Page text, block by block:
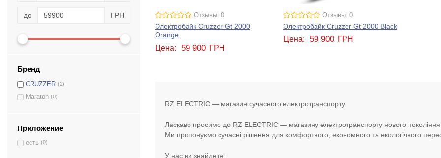
до ГРН
Бренд
CRUZZER (2)
Maraton (0)
Приложение
есть (0)
Отзывы: 0
Электробайк Cruzzer Gt 2000
Orange
Цена: 59 900 ГРН
Отзывы: 0
Электробайк Cruzzer Gt 2000 Black
Цена: 59 900 ГРН
RZ ELECTRIC — магазин сучасного електротранспорту
Ласкаво просимо до RZ ELECTRIC — магазину електротранспорту нового покоління
Ми пропонуємо сучасні рішення для комфортного, економного та екологічного
У нас ви знайдете: